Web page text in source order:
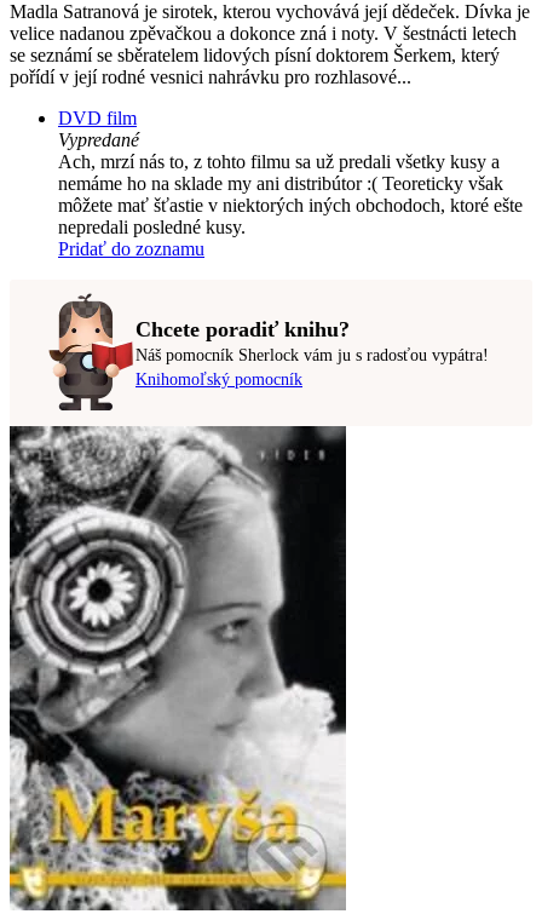
Madla Satranová je sirotek, kterou vychovává její dědeček. Dívka je
velice nadanou zpěvačkou a dokonce zná i noty. V šestnácti letech
se seznámí se sběratelem lidových písní doktorem Šerkem, který
pořídí v její rodné vesnici nahrávku pro rozhlasové...
DVD film
Vypredané
Ach, mrzí nás to, z tohto filmu sa už predali všetky kusy a
nemáme ho na sklade my ani distribútor :( Teoreticky však
môžete mať šťastie v niektorých iných obchodoch, ktoré ešte
nepredali posledné kusy.
Pridať do zoznamu
Chcete poradiť knihu?
Náš pomocník Sherlock vám ju s radosťou vypátra!
Knihomoľský pomocník